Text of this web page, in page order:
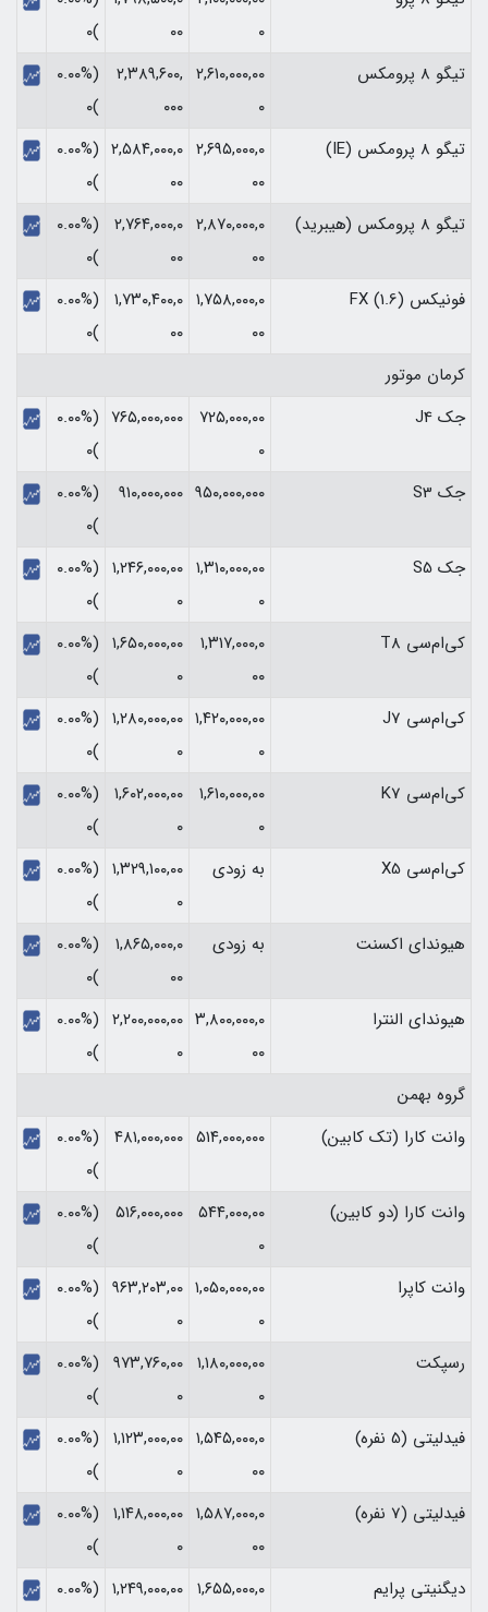
۰
۰۰
)۰
تیگو 8 پرومکس
۲,۶۱۰,۰۰۰,۰۰
۰
۲,۳۸۹,۶۰۰,
۰۰۰
(۰.۰۰%
)۰
تیگو 8 پرومکس (IE)
۲,۶۹۵,۰۰۰,۰
۰۰
۲,۵۸۴,۰۰۰,۰
۰۰
(۰.۰۰%
)۰
تیگو 8 پرومکس (هیبرید)
۲,۸۷۰,۰۰۰,۰
۰۰
۲,۷۶۴,۰۰۰,۰
۰۰
(۰.۰۰%
)۰
فونیکس FX (1.6)
۱,۷۵۸,۰۰۰,۰
۰۰
۱,۷۳۰,۴۰۰,۰
۰۰
(۰.۰۰%
)۰
کرمان موتور
جک J4
۷۲۵,۰۰۰,۰۰
۰
۷۶۵,۰۰۰,۰۰۰
(۰.۰۰%
)۰
جک S3
۹۵۰,۰۰۰,۰۰۰ ۹۱۰,۰۰۰,۰۰۰
(۰.۰۰%
)۰
جک S5
۱,۳۱۰,۰۰۰,۰۰
۰
۱,۲۴۶,۰۰۰,۰۰
۰
(۰.۰۰%
)۰
کی‌ام‌سی T8
۱,۳۱۷,۰۰۰,۰
۰۰
۱,۶۵۰,۰۰۰,۰۰
۰
(۰.۰۰%
)۰
کی‌ام‌سی J7
۱,۴۲۰,۰۰۰,۰۰
۰
۱,۲۸۰,۰۰۰,۰۰
۰
(۰.۰۰%
)۰
کی‌ام‌سی K7
۱,۶۱۰,۰۰۰,۰۰
۰
۱,۶۰۲,۰۰۰,۰۰
۰
(۰.۰۰%
)۰
کی‌ام‌سی X5
به زودی
۱,۳۲۹,۱۰۰,۰۰
۰
(۰.۰۰%
)۰
هیوندای اکسنت
به زودی
۱,۸۶۵,۰۰۰,۰
۰۰
(۰.۰۰%
)۰
هیوندای النترا
۳,۸۰۰,۰۰۰,۰
۰۰
۲,۲۰۰,۰۰۰,۰۰
۰
(۰.۰۰%
)۰
گروه بهمن
وانت کارا (تک کابین)
۵۱۴,۰۰۰,۰۰۰ ۴۸۱,۰۰۰,۰۰۰
(۰.۰۰%
)۰
وانت کارا (دو کابین)
۵۴۴,۰۰۰,۰۰
۰
۵۱۶,۰۰۰,۰۰۰
(۰.۰۰%
)۰
وانت کاپرا
۱,۰۵۰,۰۰۰,۰۰
۰
۹۶۳,۲۰۳,۰۰
۰
(۰.۰۰%
)۰
رسپکت
۱,۱۸۰,۰۰۰,۰۰
۰
۹۷۳,۷۶۰,۰۰
۰
(۰.۰۰%
)۰
فیدلیتی (5 نفره)
۱,۵۴۵,۰۰۰,۰
۰۰
۱,۱۲۳,۰۰۰,۰۰
۰
(۰.۰۰%
)۰
فیدلیتی (7 نفره)
۱,۵۸۷,۰۰۰,۰
۰۰
۱,۱۴۸,۰۰۰,۰۰
۰
(۰.۰۰%
)۰
دیگنیتی پرایم
۱,۶۵۵,۰۰۰,۰ ۱,۲۴۹,۰۰۰,۰۰
(۰.۰۰%